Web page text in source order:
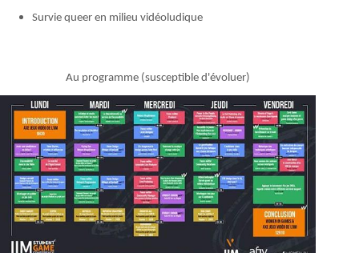
Survie queer en milieu vidéoludique
Au programme (susceptible d'évoluer)